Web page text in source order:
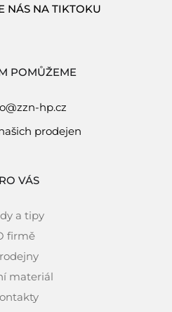
POMŮŽEME
hp.cz
prodejen
VÁS
a tipy
firmě
materiál
NÁS NA TIKTOKU